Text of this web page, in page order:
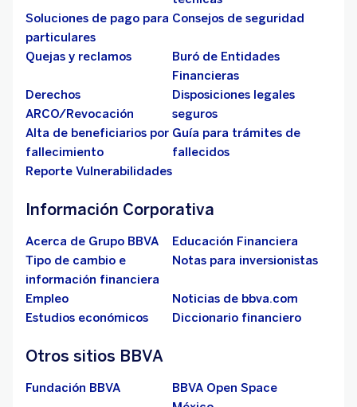
Soluciones de pago para
particulares
Consejos de seguridad
Quejas y reclamos
Buró de Entidades
Financieras
Derechos
ARCO/Revocación
Disposiciones legales
seguros
Alta de beneficiarios por
fallecimiento
Guía para trámites de
fallecidos
Reporte Vulnerabilidades
Información Corporativa
Acerca de Grupo BBVA
Educación Financiera
Tipo de cambio e
información financiera
Notas para inversionistas
Empleo
Noticias de bbva.com
Estudios económicos
Diccionario financiero
Otros sitios BBVA
Fundación BBVA
BBVA Open Space